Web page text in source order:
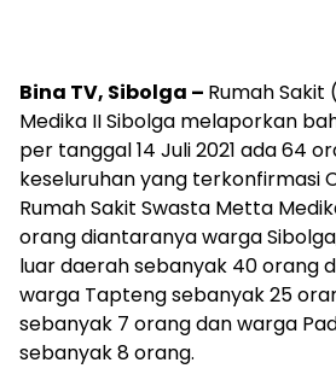
Bina TV, Sibolga – Rumah Sakit
Medika II Sibolga melaporkan
per tanggal 14 Juli 2021 ada 64
keseluruhan yang terkonfirmasi
Rumah Sakit Swasta Metta
orang diantaranya warga
luar daerah sebanyak 40 orang
warga Tapteng sebanyak 25
sebanyak 7 orang dan warga
sebanyak 8 orang.